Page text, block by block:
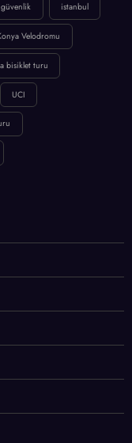
güvenlik istanbul
Velodromu
bisiklet turu
UCI